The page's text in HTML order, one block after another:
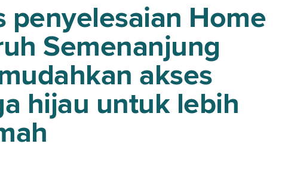
penyelesaian Home
Semenanjung
akses
hijau untuk lebih